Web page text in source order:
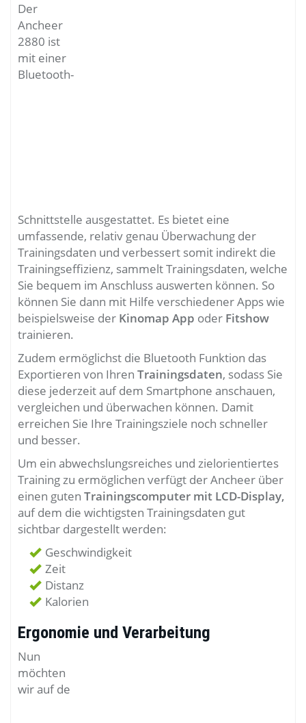
Der
Ancheer
2880 ist
mit einer
Bluetooth-
Schnittstelle ausgestattet. Es bietet eine
umfassende, relativ genau Überwachung der
Trainingsdaten und verbessert somit indirekt die
Trainingseffizienz, sammelt Trainingsdaten, welche
Sie bequem im Anschluss auswerten können. So
können Sie dann mit Hilfe verschiedener Apps wie
beispielsweise der Kinomap App oder Fitshow
trainieren.
Zudem ermöglichst die Bluetooth Funktion das
Exportieren von Ihren Trainingsdaten, sodass Sie
diese jederzeit auf dem Smartphone anschauen,
vergleichen und überwachen können. Damit
erreichen Sie Ihre Trainingsziele noch schneller
und besser.
Um ein abwechslungsreiches und zielorientiertes
Training zu ermöglichen verfügt der Ancheer über
einen guten Trainingscomputer mit LCD-Display,
auf dem die wichtigsten Trainingsdaten gut
sichtbar dargestellt werden:
Geschwindigkeit
Zeit
Distanz
Kalorien
Ergonomie und Verarbeitung
Nun
möchten
wir auf de